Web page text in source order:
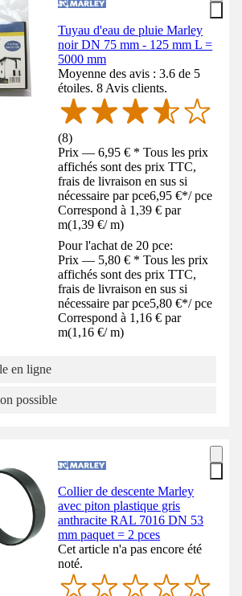
Tuyau d'eau de pluie Marley
noir DN 75 mm - 125 mm L =
5000 mm
Moyenne des avis : 3.6 de 5
étoiles. 8 Avis clients.
(8)
Prix — 6,95 € * Tous les prix
affichés sont des prix TTC,
frais de livraison en sus si
nécessaire par pce6,95 €*/ pce
Correspond à 1,39 € par
m(1,39 €/ m)
Pour l'achat de 20 pce:
Prix — 5,80 € * Tous les prix
affichés sont des prix TTC,
frais de livraison en sus si
nécessaire par pce5,80 €*/ pce
Correspond à 1,16 € par
m(1,16 €/ m)
en ligne
possible
Collier de descente Marley
avec piton plastique gris
anthracite RAL 7016 DN 53
mm paquet = 2 pces
Cet article n'a pas encore été
noté.